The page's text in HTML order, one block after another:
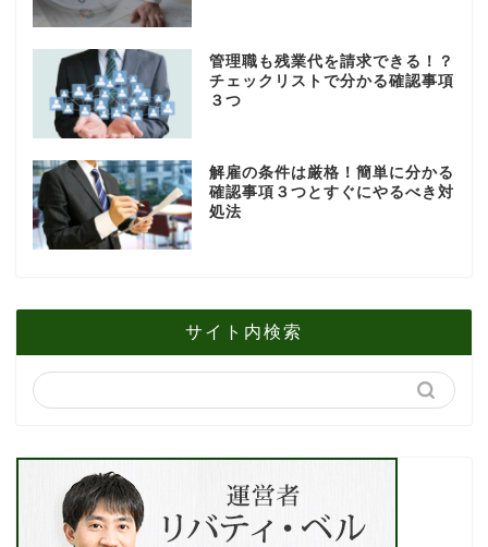
管理職も残業代を請求できる！？
チェックリストで分かる確認事項
３つ
解雇の条件は厳格！簡単に分かる
確認事項３つとすぐにやるべき対
処法
サイト内検索